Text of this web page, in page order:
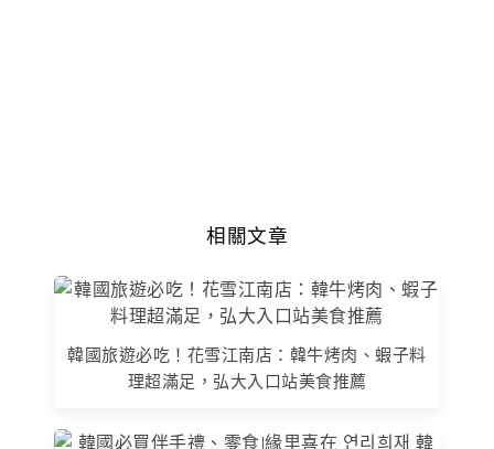
相關文章
韓國旅遊必吃！花雪江南店：韓牛烤肉、蝦子料
理超滿足，弘大入口站美食推薦